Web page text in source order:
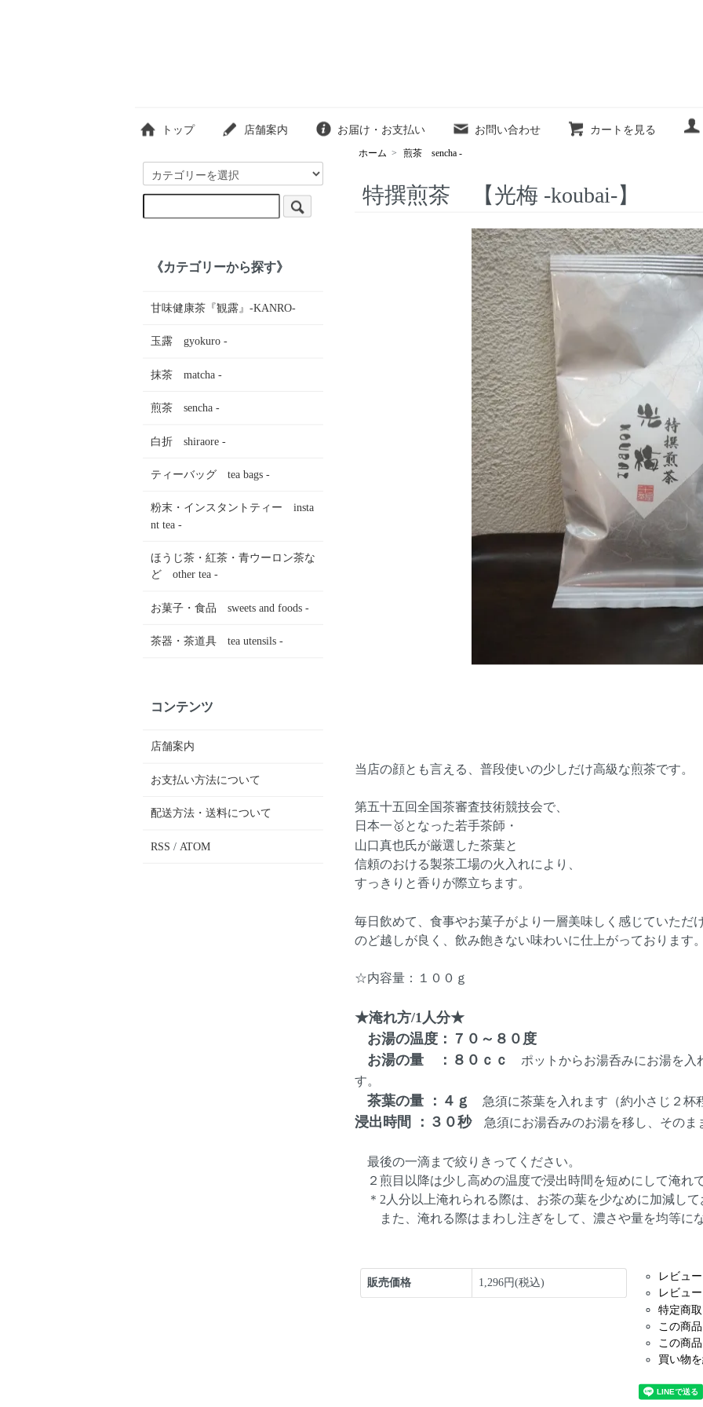
トップ 店舗案内 お届け・お支払い お問い合わせ カートを見る
ホーム > 煎茶 sencha -
特撰煎茶 【光梅 -koubai-】
当店の顔とも言える、普段使いの少しだけ高級な煎茶です。
第五十五回全国茶審査技術競技会で、
日本一🥇となった若手茶師・
山口真也氏が厳選した茶葉と
信頼のおける製茶工場の火入れにより、
すっきりと香りが際立ちます。
毎日飲めて、食事やお菓子がより一層美味しく感じていただ
のど越しが良く、飲み飽きない味わいに仕上がっております。
☆内容量：１００ｇ
★淹れ方/1人分★
お湯の温度：７０～８０度
お湯の量 ：８０ｃｃ
ポットからお湯呑みにお湯を入
す。
茶葉の量 ：４ｇ 急須に茶葉を入れます（約小さじ２杯
浸出時間 ：３０秒急須にお湯呑みのお湯を移し、そのま
最後の一滴まで絞りきってください。
２煎目以降は少し高めの温度で浸出時間を短めにして淹れ
＊2人分以上淹れられる際は、お茶の葉を少なめに加減して
また、淹れる際はまわし注ぎをして、濃さや量を均等にな
販売価格 1,296円(税込)
レビュ
レビュ
特定商
この商
この商
買い物
《カテゴリーから探す》
甘味健康茶『観露』-KANRO-
玉露 gyokuro -
抹茶 matcha -
煎茶 sencha -
白折 shiraore -
ティーバッグ tea bags -
粉末・インスタントティー insta
nt tea -
ほうじ茶・紅茶・青ウーロン茶な
ど other tea -
お菓子・食品 sweets and foods -
茶器・茶道具 tea utensils -
コンテンツ
店舗案内
お支払い方法について
配送方法・送料について
RSS / ATOM